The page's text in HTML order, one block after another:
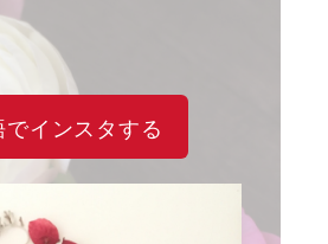
でインスタする